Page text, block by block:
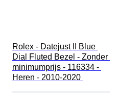
Rolex - Datejust II Blue
Dial Fluted Bezel - Zonder
minimumprijs - 116334 -
Heren - 2010-2020